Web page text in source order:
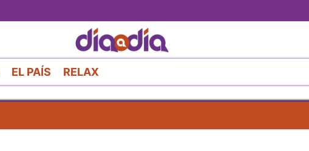
al
contenido
principal
EL PAÍS RELAX